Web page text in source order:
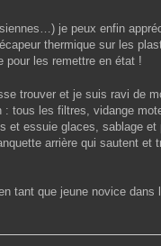
je peux enfin
thermique sur les
pour les remettre en état !
trouver et je suis ravi de
tous les filtres, vidange
et essuie glaces, sablage
arrière qui sautent et
tant que jeune novice dans